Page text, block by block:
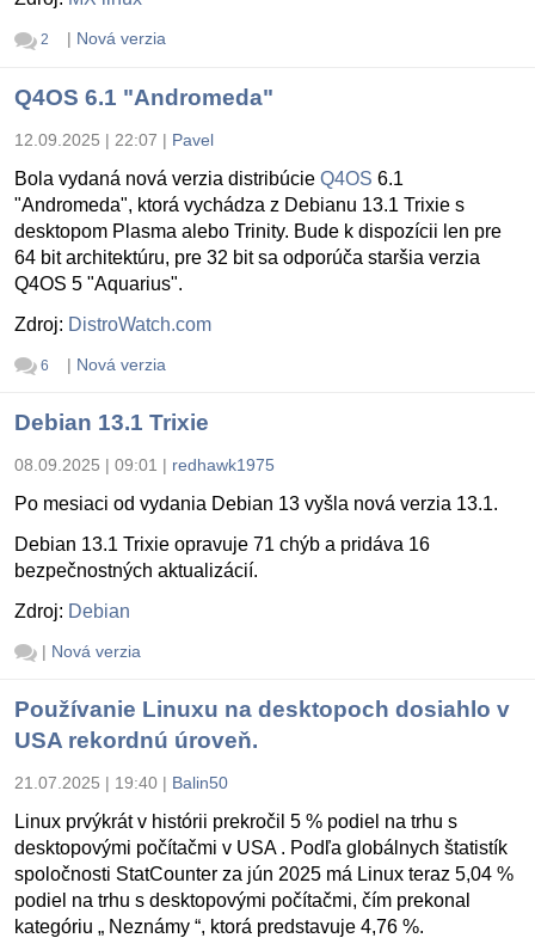
2 | Nová verzia
Q4OS 6.1 "Andromeda"
12.09.2025 | 22:07 | Pavel
Bola vydaná nová verzia distribúcie Q4OS 6.1
"Andromeda", ktorá vychádza z Debianu 13.1 Trixie s
desktopom Plasma alebo Trinity. Bude k dispozícii len pre
64 bit architektúru, pre 32 bit sa odporúča staršia verzia
Q4OS 5 "Aquarius".
Zdroj: DistroWatch.com
6 | Nová verzia
Debian 13.1 Trixie
08.09.2025 | 09:01 | redhawk1975
Po mesiaci od vydania Debian 13 vyšla nová verzia 13.1.
Debian 13.1 Trixie opravuje 71 chýb a pridáva 16
bezpečnostných aktualizácií.
Zdroj: Debian
| Nová verzia
Používanie Linuxu na desktopoch dosiahlo v
USA rekordnú úroveň.
21.07.2025 | 19:40 | Balin50
Linux prvýkrát v histórii prekročil 5 % podiel na trhu s
desktopovými počítačmi v USA . Podľa globálnych štatistík
spoločnosti StatCounter za jún 2025 má Linux teraz 5,04 %
podiel na trhu s desktopovými počítačmi, čím prekonal
kategóriu „ Neznámy “, ktorá predstavuje 4,76 %.